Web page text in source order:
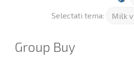
Selectati tema:
Group Buy